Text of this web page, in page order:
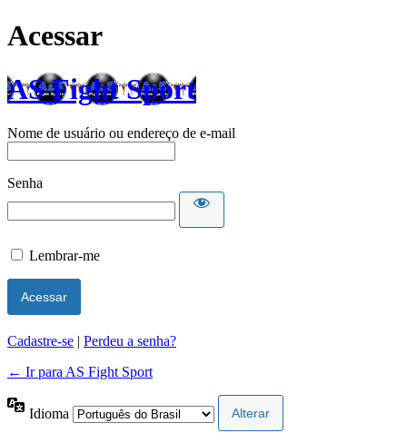
Acessar
AS Fight Sport
Nome de usuário ou endereço de e-mail
Senha
Lembrar-me
Cadastre-se | Perdeu a senha?
← Ir para AS Fight Sport
Idioma